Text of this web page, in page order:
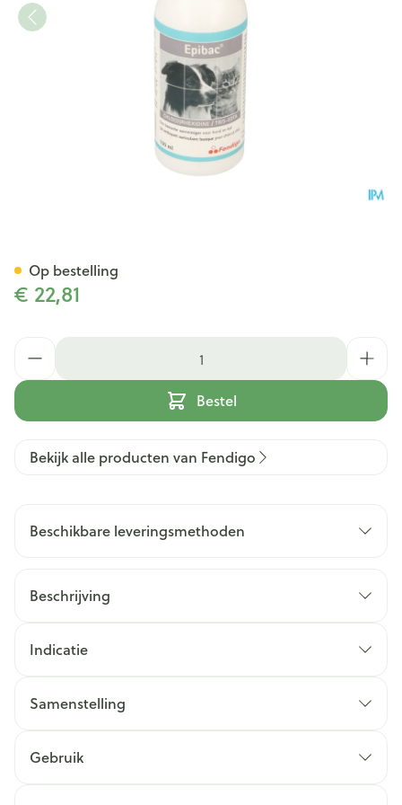
€ 22,81
Bestel
Op bestelling
Bekijk alle producten van Fendigo
Beschikbare leveringsmethoden
Beschrijving
Indicatie
Samenstelling
Gebruik